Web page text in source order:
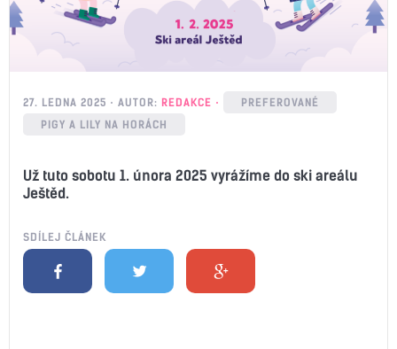
27. LEDNA 2025 AUTOR: REDAKCE
PREFEROVANÉ
PIGY A LILY NA HORÁCH
Už tuto sobotu 1. února 2025 vyrážíme do ski areálu
Ještěd.
SDÍLEJ ČLÁNEK